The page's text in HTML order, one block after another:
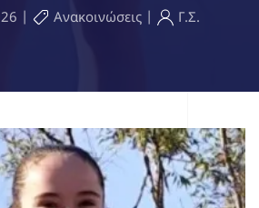
| Ανακοινώσεις |
Γ.Σ.